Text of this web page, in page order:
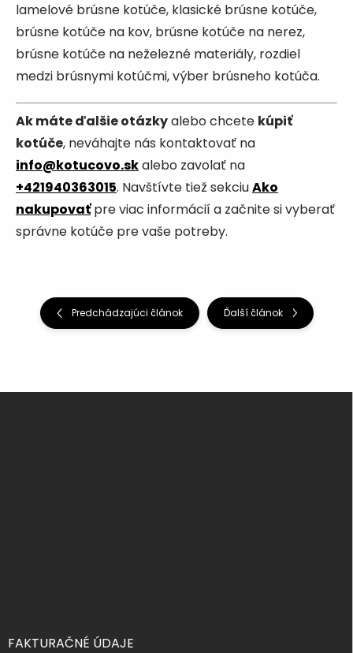
lamelové brúsne kotúče, klasické brúsne kotúče,
brúsne kotúče na kov, brúsne kotúče na nerez,
brúsne kotúče na neželezné materiály, rozdiel
medzi brúsnymi kotúčmi, výber brúsneho kotúča.
Ak máte ďalšie otázkyalebo chcete kúpiť
kotúče, neváhajte nás kontaktovať na
info@kotucovo.skalebo zavolať na
+421940363015. Navštívte tiež sekciuAko
nakupovaťpre viac informácií a začnite si vyberať
správne kotúče pre vaše potreby.
Predchádzajúci článok Ďalší článok
FAKTURAČNÉ ÚDAJE